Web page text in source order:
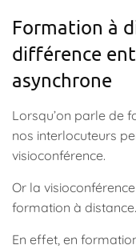
Formation à
différence
asynchrone
Lorsqu’on parle de
nos interlocuteurs
visioconférence.
Or la
formation à distance.
En effet, en